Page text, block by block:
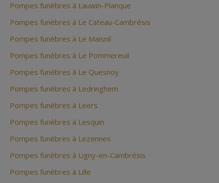
Pompes funèbres à Lauwin-Planque
Pompes funèbres à Le Cateau-Cambrésis
Pompes funèbres à Le Maisnil
Pompes funèbres à Le Pommereuil
Pompes funèbres à Le Quesnoy
Pompes funèbres à Ledringhem
Pompes funèbres à Leers
Pompes funèbres à Lesquin
Pompes funèbres à Lezennes
Pompes funèbres à Ligny-en-Cambrésis
Pompes funèbres à Lille